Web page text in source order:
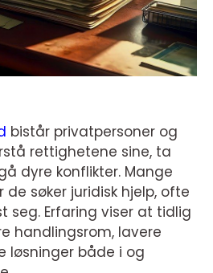
bistår privatpersoner og
rettighetene sine, ta
dyre konflikter. Mange
søker juridisk hjelp, ofte
seg. Erfaring viser at tidlig
handlingsrom, lavere
løsninger både i og